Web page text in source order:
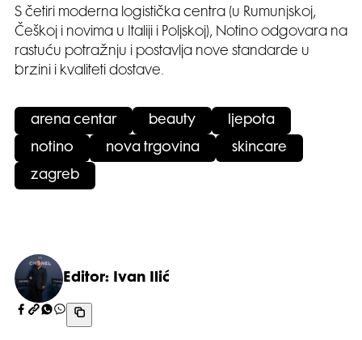
S četiri moderna logistička centra (u Rumunjskoj,
Češkoj i novima u Italiji i Poljskoj), Notino odgovara na
rastuću potražnju i postavlja nove standarde u
brzini i kvaliteti dostave.
arena centar beauty ljepota
notino nova trgovina skincare
zagreb
Editor: Ivan Ilić